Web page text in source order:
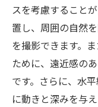
スを考慮すること
置し、周囲の自然
を撮影できます。
ために、遠近感の
です。さらに、水
に動きと深みを与